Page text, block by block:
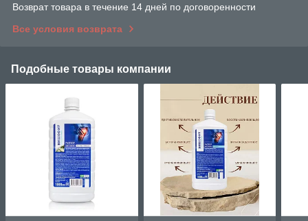
Возврат товара в течение 14 дней по договоренности
Все условия возврата
Подобные товары компании